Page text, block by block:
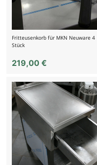
Fritteusenkorb für MKN Neuware 4
Stück
219,00 €